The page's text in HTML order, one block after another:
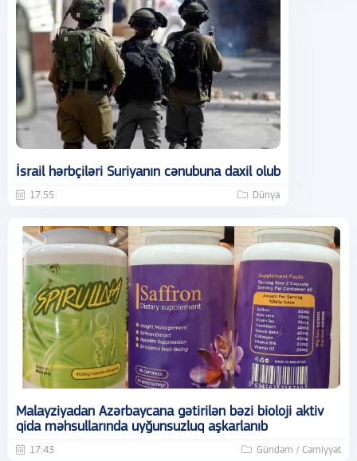
İsrail hərbçiləri Suriyanın cənubuna daxil olub
17:55 Dünya
Malayziyadan Azərbaycana gətirilən bəzi bioloji aktiv
qida məhsullarında uyğunsuzluq aşkarlanıb
17:43 Gündəm / Cəmiyyət